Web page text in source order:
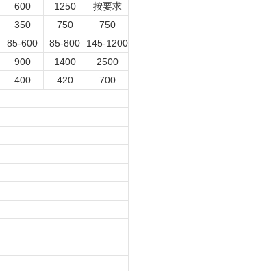
600 1250
按要求
350 750
750
85-600 85-800
145-1200
900 1400
2500
400 420
700